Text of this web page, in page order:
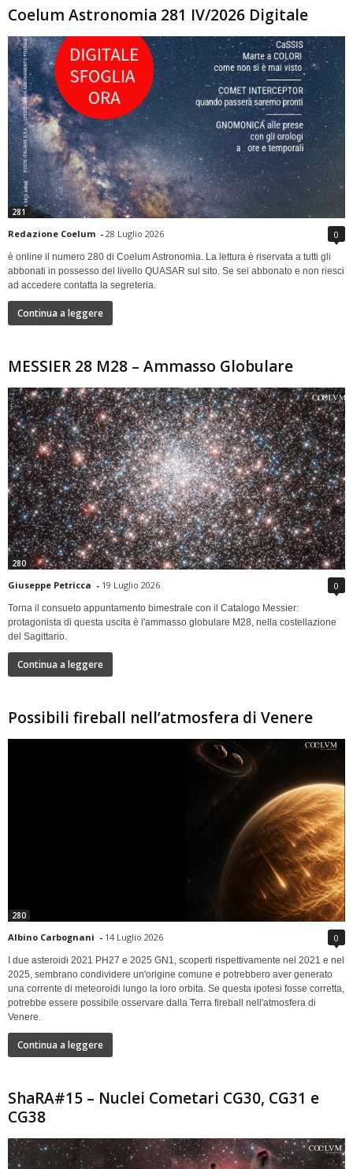
Coelum Astronomia 281 IV/2026 Digitale
281
Redazione Coelum - 28 Luglio 2026 0
è online il numero 280 di Coelum Astronomia. La lettura è riservata a tutti gli
abbonati in possesso del livello QUASAR sul sito. Se sei abbonato e non riesci
ad accedere contatta la segreteria.
Continua a leggere
MESSIER 28 M28 – Ammasso Globulare
280
Giuseppe Petricca - 19 Luglio 2026 0
Torna il consueto appuntamento bimestrale con il Catalogo Messier:
protagonista di questa uscita è l'ammasso globulare M28, nella costellazione
del Sagittario.
Continua a leggere
Possibili fireball nell’atmosfera di Venere
280
Albino Carbognani - 14 Luglio 2026 0
I due asteroidi 2021 PH27 e 2025 GN1, scoperti rispettivamente nel 2021 e nel
2025, sembrano condividere un'origine comune e potrebbero aver generato
una corrente di meteoroidi lungo la loro orbita. Se questa ipotesi fosse corretta,
potrebbe essere possibile osservare dalla Terra fireball nell'atmosfera di
Venere.
Continua a leggere
ShaRA#15 – Nuclei Cometari CG30, CG31 e
CG38